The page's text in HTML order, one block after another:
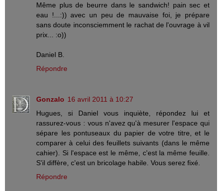
Même plus de beurre dans le sandwich! pain sec et
eau !...:)) avec un peu de mauvaise foi, je prépare
sans doute inconsciemment le rachat de l'ouvrage à vil
prix... :o))
Daniel B.
Répondre
Gonzalo 16 avril 2011 à 10:27
Hugues, si Daniel vous inquiète, répondez lui et
rassurez-vous : vous n'avez qu'à mesurer l'espace qui
sépare les pontuseaux du papier de votre titre, et le
comparer à celui des feuillets suivants (dans le même
cahier). Si l'espace est le même, c'est la même feuille.
S'il diffère, c'est un bricolage habile. Vous serez fixé.
Répondre